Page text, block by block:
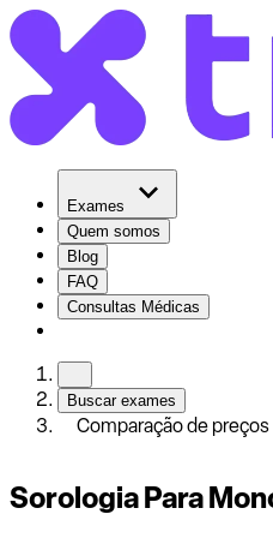
Exames
Quem somos
Blog
FAQ
Consultas Médicas
Buscar exames
Comparação de preços
Sorologia Para